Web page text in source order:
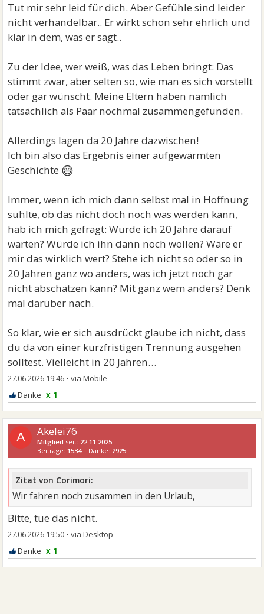
Tut mir sehr leid für dich. Aber Gefühle sind leider
nicht verhandelbar.. Er wirkt schon sehr ehrlich und
klar in dem, was er sagt..
Zu der Idee, wer weiß, was das Leben bringt: Das
stimmt zwar, aber selten so, wie man es sich vorstellt
oder gar wünscht. Meine Eltern haben nämlich
tatsächlich als Paar nochmal zusammengefunden.
Allerdings lagen da 20 Jahre dazwischen!
Ich bin also das Ergebnis einer aufgewärmten
Geschichte 😅
Immer, wenn ich mich dann selbst mal in Hoffnung
suhlte, ob das nicht doch noch was werden kann,
hab ich mich gefragt: Würde ich 20 Jahre darauf
warten? Würde ich ihn dann noch wollen? Wäre er
mir das wirklich wert? Stehe ich nicht so oder so in
20 Jahren ganz wo anders, was ich jetzt noch gar
nicht abschätzen kann? Mit ganz wem anders? Denk
mal darüber nach.
So klar, wie er sich ausdrückt glaube ich nicht, dass
du da von einer kurzfristigen Trennung ausgehen
solltest. Vielleicht in 20 Jahren…
27.06.2026 19:46 •
x 1
A Akelei76
Mitglied seit: 22.11.2025
Beiträge: 1534 Danke: 2925
Zitat von Corimori:
Wir fahren noch zusammen in den Urlaub,
Bitte, tue das nicht.
27.06.2026 19:50 •
x 1